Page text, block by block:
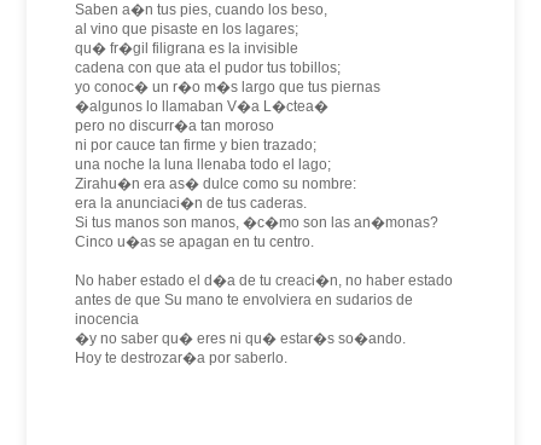
Saben a�n tus pies, cuando los beso,
al vino que pisaste en los lagares;
qu� fr�gil filigrana es la invisible
cadena con que ata el pudor tus tobillos;
yo conoc� un r�o m�s largo que tus piernas
�algunos lo llamaban V�a L�ctea�
pero no discurr�a tan moroso
ni por cauce tan firme y bien trazado;
una noche la luna llenaba todo el lago;
Zirahu�n era as� dulce como su nombre:
era la anunciaci�n de tus caderas.
Si tus manos son manos, �c�mo son las an�monas?
Cinco u�as se apagan en tu centro.
No haber estado el d�a de tu creaci�n, no haber estado
antes de que Su mano te envolviera en sudarios de
inocencia
�y no saber qu� eres ni qu� estar�s so�ando.
Hoy te destrozar�a por saberlo.